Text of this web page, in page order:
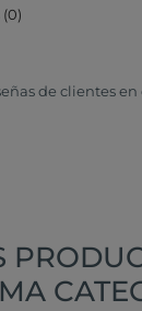
de clientes